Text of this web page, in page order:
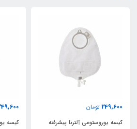
249,600 تومان
کیسه یوروستومی آلترنا پیشرفته
کیسه